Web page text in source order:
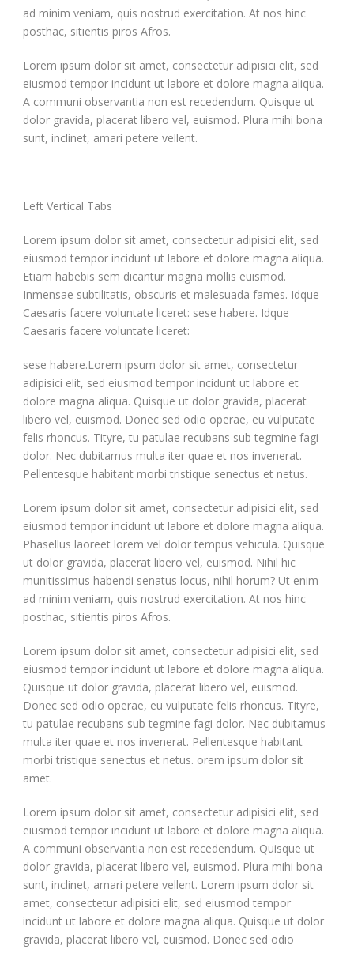
ad minim veniam, quis nostrud exercitation. At nos hinc
posthac, sitientis piros Afros.
Lorem ipsum dolor sit amet, consectetur adipisici elit, sed
eiusmod tempor incidunt ut labore et dolore magna aliqua.
A communi observantia non est recedendum. Quisque ut
dolor gravida, placerat libero vel, euismod. Plura mihi bona
sunt, inclinet, amari petere vellent.
Left Vertical Tabs
Lorem ipsum dolor sit amet, consectetur adipisici elit, sed
eiusmod tempor incidunt ut labore et dolore magna aliqua.
Etiam habebis sem dicantur magna mollis euismod.
Inmensae subtilitatis, obscuris et malesuada fames. Idque
Caesaris facere voluntate liceret: sese habere. Idque
Caesaris facere voluntate liceret:
sese habere.Lorem ipsum dolor sit amet, consectetur
adipisici elit, sed eiusmod tempor incidunt ut labore et
dolore magna aliqua. Quisque ut dolor gravida, placerat
libero vel, euismod. Donec sed odio operae, eu vulputate
felis rhoncus. Tityre, tu patulae recubans sub tegmine fagi
dolor. Nec dubitamus multa iter quae et nos invenerat.
Pellentesque habitant morbi tristique senectus et netus.
Lorem ipsum dolor sit amet, consectetur adipisici elit, sed
eiusmod tempor incidunt ut labore et dolore magna aliqua.
Phasellus laoreet lorem vel dolor tempus vehicula. Quisque
ut dolor gravida, placerat libero vel, euismod. Nihil hic
munitissimus habendi senatus locus, nihil horum? Ut enim
ad minim veniam, quis nostrud exercitation. At nos hinc
posthac, sitientis piros Afros.
Lorem ipsum dolor sit amet, consectetur adipisici elit, sed
eiusmod tempor incidunt ut labore et dolore magna aliqua.
Quisque ut dolor gravida, placerat libero vel, euismod.
Donec sed odio operae, eu vulputate felis rhoncus. Tityre,
tu patulae recubans sub tegmine fagi dolor. Nec dubitamus
multa iter quae et nos invenerat. Pellentesque habitant
morbi tristique senectus et netus. orem ipsum dolor sit
amet.
Lorem ipsum dolor sit amet, consectetur adipisici elit, sed
eiusmod tempor incidunt ut labore et dolore magna aliqua.
A communi observantia non est recedendum. Quisque ut
dolor gravida, placerat libero vel, euismod. Plura mihi bona
sunt, inclinet, amari petere vellent. Lorem ipsum dolor sit
amet, consectetur adipisici elit, sed eiusmod tempor
incidunt ut labore et dolore magna aliqua. Quisque ut dolor
gravida, placerat libero vel, euismod. Donec sed odio